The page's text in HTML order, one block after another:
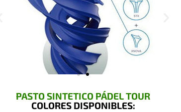
PASTO SINTETICO PÁDEL TOUR
COLORES DISPONIBLES: